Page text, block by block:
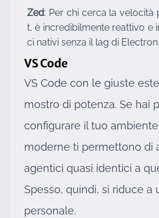
Zed: Per chi cerca la velocità
t, è incredibilmente reattivo e
ci nativi senza il lag di Electron.
VS Code
VS Code con le giuste
mostro di potenza. Se hai
configurare il tuo
moderne ti permettono di
agentici quasi identici a
Spesso, quindi, si riduce a
personale.